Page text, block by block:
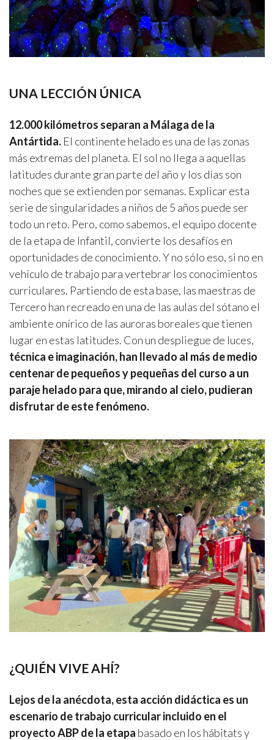
UNA LECCIÓN ÚNICA
12.000 kilómetros separan a Málaga de la
Antártida. El continente helado es una de las zonas
más extremas del planeta. El sol no llega a aquellas
latitudes durante gran parte del año y los días son
noches que se extienden por semanas. Explicar esta
serie de singularidades a niños de 5 años puede ser
todo un reto. Pero, como sabemos, el equipo docente
de la etapa de Infantil, convierte los desafíos en
oportunidades de conocimiento. Y no sólo eso, si no en
vehículo de trabajo para vertebrar los conocimientos
curriculares. Partiendo de esta base, las maestras de
Tercero han recreado en una de las aulas del sótano el
ambiente onírico de las auroras boreales que tienen
lugar en estas latitudes. Con un despliegue de luces,
técnica e imaginación, han llevado al más de medio
centenar de pequeños y pequeñas del curso a un
paraje helado para que, mirando al cielo, pudieran
disfrutar de este fenómeno.
¿QUIÉN VIVE AHÍ?
Lejos de la anécdota, esta acción didáctica es un
escenario de trabajo curricular incluido en el
proyecto ABP de la etapa basado en los hábitats y